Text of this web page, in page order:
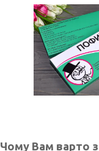
Чому Вам варто